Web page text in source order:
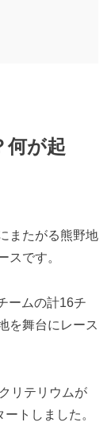
何が起
またがる熊野地
スです。
ームの計16チ
を舞台にレース
リテリウムが
トしました。